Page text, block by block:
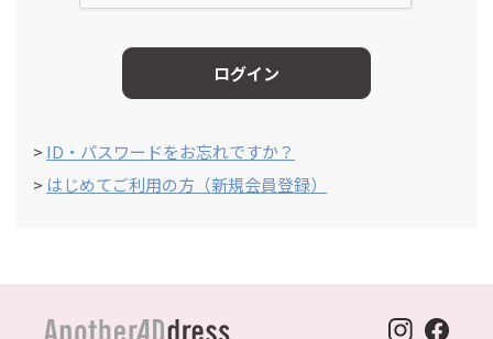
ログイン
> ID・パスワードをお忘れですか？
> はじめてご利用の方（新規会員登録）